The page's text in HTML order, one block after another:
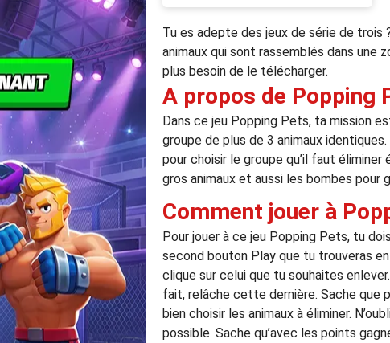
Tu es adepte des jeux de série de trois
animaux qui sont rassemblés dans une
plus besoin de le télécharger.
A propos de Popping
Dans ce jeu Popping Pets, ta mission
groupe de plus de 3 animaux
pour choisir le groupe qu’il faut
gros animaux et aussi les bombes pour
Comment jouer à
Pour jouer à ce jeu Popping Pets, tu
second bouton Play que tu trouveras
clique sur celui que tu souhaites
fait, relâche cette dernière. Sache que
bien choisir les animaux à éliminer.
possible. Sache qu’avec les points